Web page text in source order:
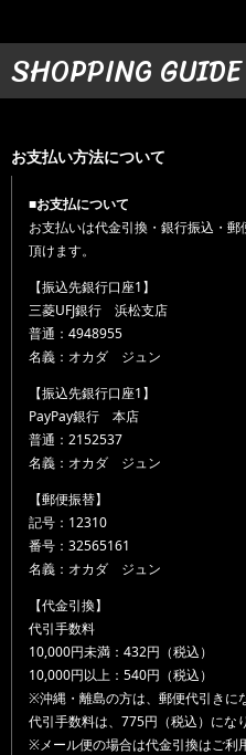
SHOPPING GUIDE
お支払い方法について
■お支払について
お支払いは代金引換・銀行振込・
頂けます。
【振込先銀行口座1】
三菱UFJ銀行 浜松支店
普通：4948955
名義：オカダ ジュン
【振込先銀行口座1】
PayPay銀行 本店
普通：2152537
名義：オカダ ジュン
【郵便振替】
記号：12310
番号：32565161
名義：オカダ ジュン
【代金引換】
代引手数料
10,000円未満：432円（税込）
10,000円以上：540円（税込）
※沖縄・離島の方は、郵便代引きに
代引手数料は、775円（税込）にな
※メール便の場合は代金引換はご利